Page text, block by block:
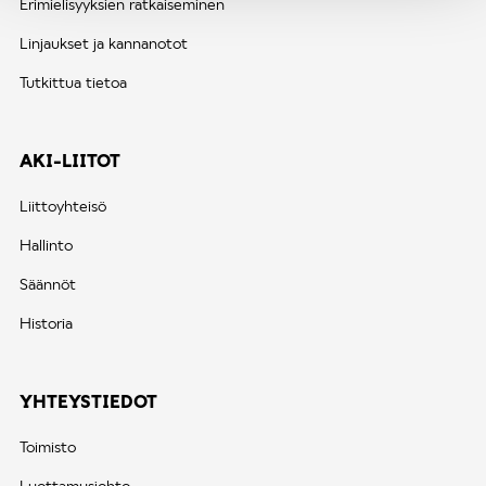
Erimielisyyksien ratkaiseminen
Linjaukset ja kannanotot
Tutkittua tietoa
AKI-LIITOT
Liittoyhteisö
Hallinto
Säännöt
Historia
YHTEYSTIEDOT
Toimisto